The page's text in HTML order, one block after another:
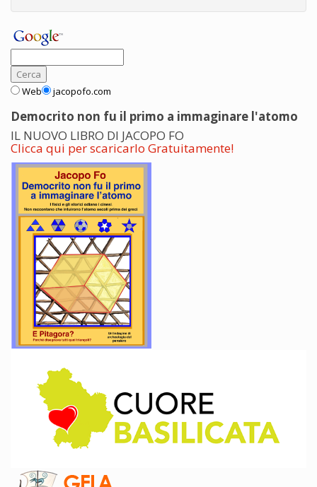
Web jacopofo.com
Democrito non fu il primo a immaginare l'atomo
IL NUOVO LIBRO DI JACOPO FO
Clicca qui per scaricarlo Gratuitamente!